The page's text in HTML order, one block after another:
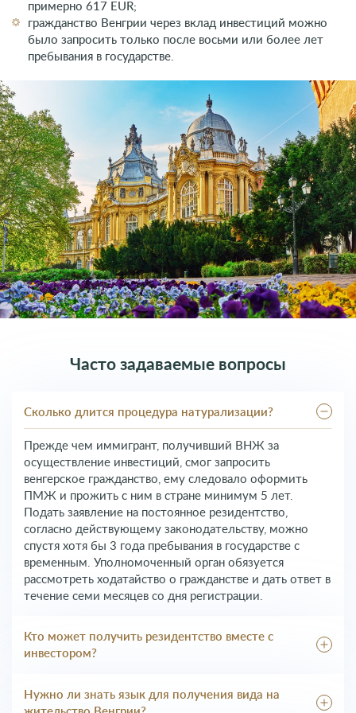
средние затраты на содержание одного человека в
месяц без учета расходов на жилье составляют
примерно 617 EUR;
было запросить только после восьми или более лет
пребывания в государстве.
Часто задаваемые вопросы
Сколько длится процедура натурализации?
Прежде чем иммигрант, получивший ВНЖ за
осуществление инвестиций, смог запросить
венгерское гражданство, ему следовало оформить
ПМЖ и прожить с ним в стране минимум 5 лет.
Подать заявление на постоянное резидентство,
согласно действующему законодательству, можно
спустя хотя бы 3 года пребывания в государстве с
течение семи месяцев со дня регистрации.
инвестором?